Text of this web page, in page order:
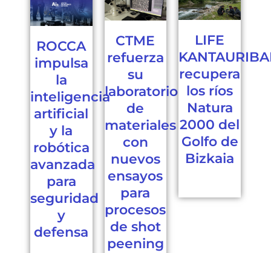
ROCCA
impulsa
la
inteligencia
artificial
y la
robótica
avanzada
para
seguridad
y
defensa
CTME
refuerza
su
laboratorio
de
materiales
con
nuevos
ensayos
para
procesos
de shot
peening
LIFE
recupera
los ríos
Natura
2000 del
Golfo de
Bizkaia